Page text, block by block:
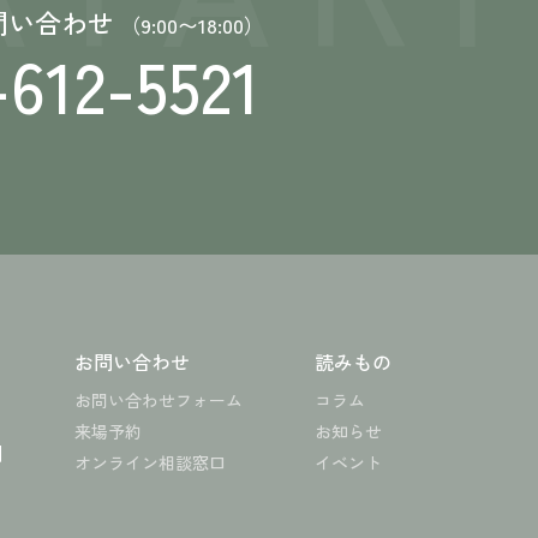
合わせ （9:00〜18:00）
5521
お問い合わせ
お問い合わせフォーム
来場予約
オンライン相談窓口
読みもの
コラム
お知らせ
イベント